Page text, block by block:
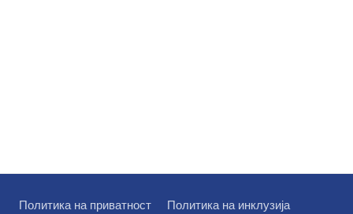
Политика на приватност
Политика на инклузија